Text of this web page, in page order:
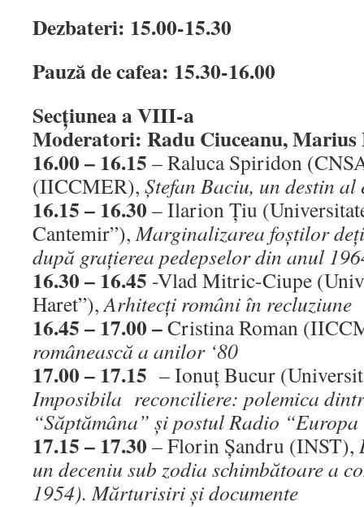
Dezbateri: 15.00-15.30
Pauză de cafea: 15.30-16.00
Secţiunea a VIII-a
Moderatori: Radu Ciuceanu, Marius
16.00 – 16.15 – Raluca Spiridon
(IICCMER), Ştefan Baciu, un destin
16.15 – 16.30– Ilarion Ţiu
Cantemir”),Marginalizarea foştilor
după graţierea pedepselor din anul
16.30 – 16.45 -Vlad Mitric-Ciupe
Haret”),Arhitecţi români în recluziune
16.45 – 17.00 –Cristina Roman
românească a anilor ‘80
17.00 – 17.15 – Ionuţ Bucur
Imposibila reconciliere: polemica
“Săptămâna” şi postul Radio
17.15 – 17.30 – Florin Şandru (INST),
un deceniu sub zodia schimbătoare a
1954). Mărturisiri şi documente